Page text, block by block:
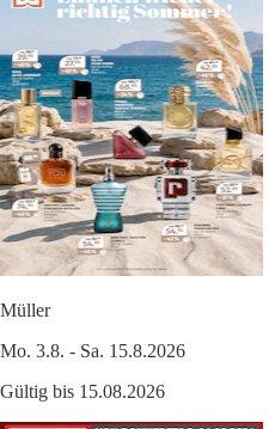
Müller
Mo. 3.8. - Sa. 15.8.2026
Gültig bis 15.08.2026